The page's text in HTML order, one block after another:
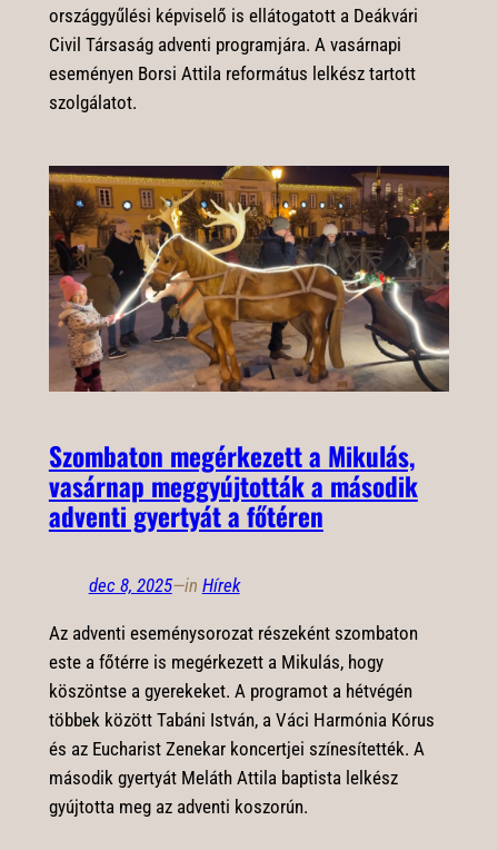
országgyűlési képviselő is ellátogatott a Deákvári
Civil Társaság adventi programjára. A vasárnapi
eseményen Borsi Attila református lelkész tartott
szolgálatot.
Szombaton megérkezett a Mikulás,
vasárnap meggyújtották a második
adventi gyertyát a főtéren
dec 8, 2025—in Hírek
Az adventi eseménysorozat részeként szombaton
este a főtérre is megérkezett a Mikulás, hogy
köszöntse a gyerekeket. A programot a hétvégén
többek között Tabáni István, a Váci Harmónia Kórus
és az Eucharist Zenekar koncertjei színesítették. A
második gyertyát Meláth Attila baptista lelkész
gyújtotta meg az adventi koszorún.